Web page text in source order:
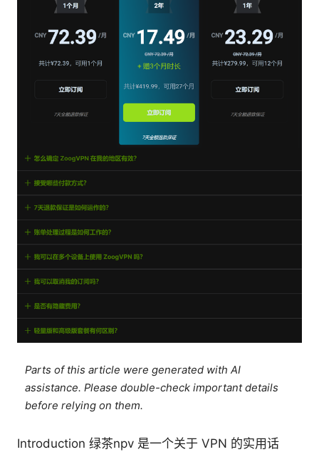
Parts of this article were generated with AI
assistance. Please double-check important details
before relying on them.
Introduction 绿茶npv 是一个关于 VPN 的实用话